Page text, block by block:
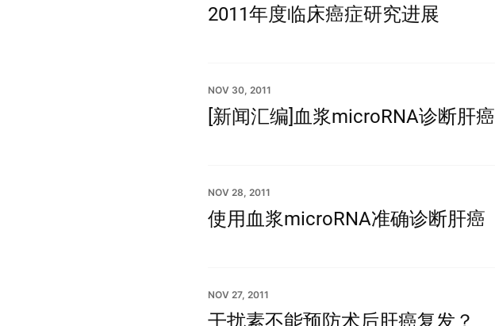
2011年度临床癌症研究进展
NOV 30, 2011
[新闻汇编]血浆microRNA诊断肝癌
NOV 28, 2011
使用血浆microRNA准确诊断肝癌
NOV 27, 2011
干扰素不能预防术后肝癌复发？